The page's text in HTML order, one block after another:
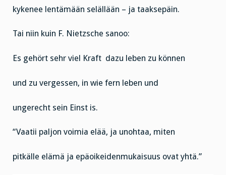
kykenee lentämään selällään – ja taaksepäin.
Tai niin kuin F. Nietzsche sanoo:
Es gehört sehr viel Kraft dazu leben zu können
und zu vergessen, in wie fern leben und
ungerecht sein Einst is.
“Vaatii paljon voimia elää, ja unohtaa, miten
pitkälle elämä ja epäoikeidenmukaisuus ovat yhtä.”